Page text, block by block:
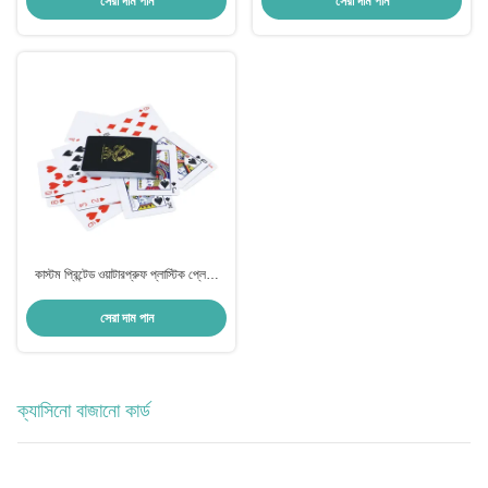
কাস্টম প্রিন্টেড ওয়াটারপ্রুফ প্লাস্টিক প্লেয়িং
সেরা দাম পান
ক্যাসিনো বাজানো কার্ড